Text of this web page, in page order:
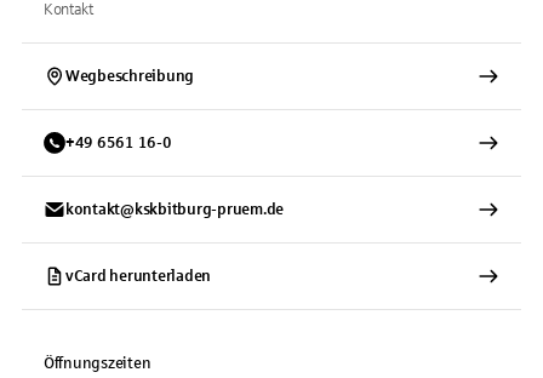
Kontakt
Wegbeschreibung
+49 6561 16-0
kontakt@kskbitburg-pruem.de
vCard herunterladen
Öffnungszeiten